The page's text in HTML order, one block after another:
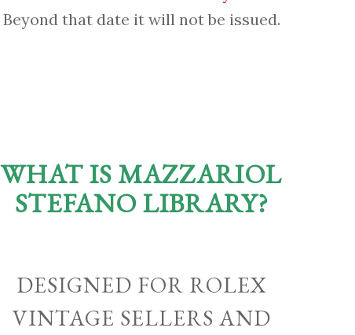
Beyond that date it will not be issued.
WHAT IS MAZZARIOL
STEFANO LIBRARY?
DESIGNED FOR ROLEX
VINTAGE SELLERS AND